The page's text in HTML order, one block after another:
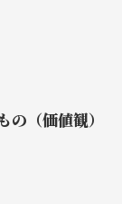
（価値観）